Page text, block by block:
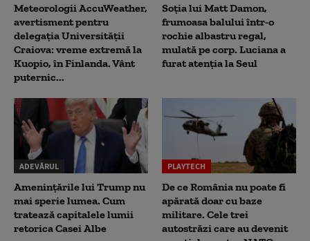
Meteorologii AccuWeather,
avertisment pentru
delegația Universității
Craiova: vreme extremă la
Kuopio, în Finlanda. Vânt
puternic...
Soția lui Matt Damon,
frumoasa balului într-o
rochie albastru regal,
mulată pe corp. Luciana a
furat atenția la Seul
ADEVĂRUL
Amenințările lui Trump nu
mai sperie lumea. Cum
tratează capitalele lumii
retorica Casei Albe
PLAYTECH
De ce România nu poate fi
apărată doar cu baze
militare. Cele trei
autostrăzi care au devenit